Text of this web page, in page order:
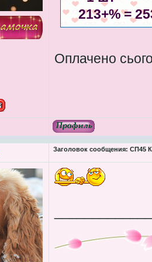
213+% =
Оплачено
Заголовок сообщения: СП45